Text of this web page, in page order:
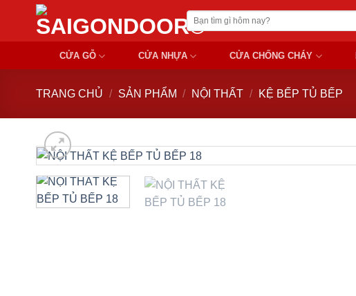
Chuyển
nội
Tìm
kiếm:
CỬA GỖ CỬA NHỰA CỬA CHỐNG CHÁY
TRANG CHỦ / SẢN PHẨM / NỘI THẤT / KỆ BẾP TỦ BẾP